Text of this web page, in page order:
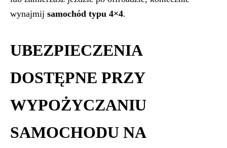
wynajmij samochód typu 4×4.
UBEZPIECZENIA
DOSTĘPNE PRZY
WYPOŻYCZANIU
SAMOCHODU NA